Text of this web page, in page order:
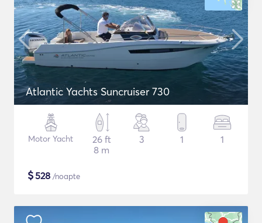
Atlantic Yachts Suncruiser 730
Motor Yacht
26 ft
8 m
3 1 1
$528 /noapte